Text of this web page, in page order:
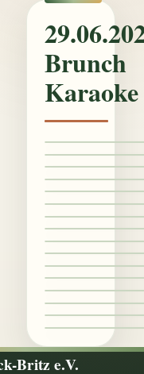
Brunch
Karaoke
Britz e.V.